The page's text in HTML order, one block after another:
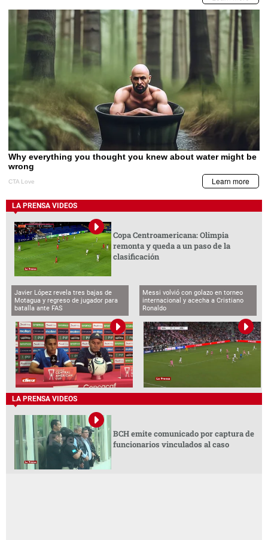
LA PRENSA VIDEOS
Copa Centroamericana: Olimpia
remonta y queda a un paso de la
clasificación
Javier López revela tres bajas de
Motagua y regreso de jugador para
batalla ante FAS
Messi volvió con golazo en torneo
internacional y acecha a Cristiano
Ronaldo
LA PRENSA VIDEOS
BCH emite comunicado por captura de
funcionarios vinculados al caso